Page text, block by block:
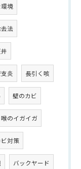
境
法
炎 長引く咳
壁のカビ
喉のイガイガ
対策
バックヤード